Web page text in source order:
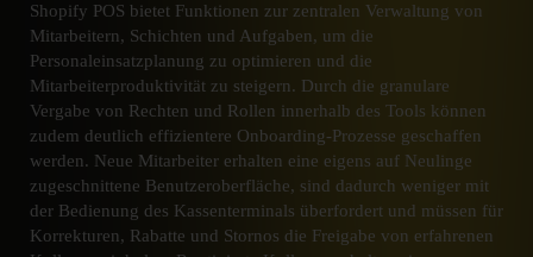
Shopify POS bietet Funktionen zur zentralen Verwaltung von
Mitarbeitern, Schichten und Aufgaben, um die
Personaleinsatzplanung zu optimieren und die
Mitarbeiterproduktivität zu steigern. Durch die granulare
Vergabe von Rechten und Rollen innerhalb des Tools können
zudem deutlich effizientere Onboarding-Prozesse geschaffen
werden. Neue Mitarbeiter erhalten eine eigens auf Neulinge
zugeschnittene Benutzeroberfläche, sind dadurch weniger mit
der Bedienung des Kassenterminals überfordert und müssen für
Korrekturen, Rabatte und Stornos die Freigabe von erfahrenen